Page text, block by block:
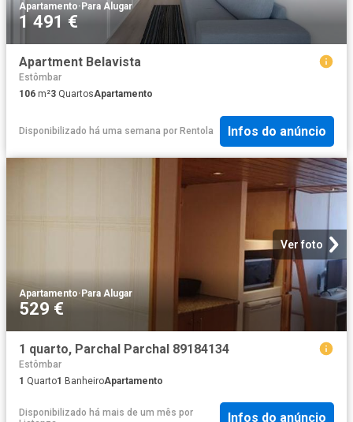
Apartamento· Para Alugar
1 491 €
Apartment Belavista
Estômbar
106 m²3 QuartosApartamento
Disponibilizado há uma semana por Rentola Infos do anúncio
Ver foto
Apartamento· Para Alugar
529 €
1 quarto, Parchal Parchal 89184134
Estômbar
1 Quarto1 BanheiroApartamento
Disponibilizado há mais de um mês por
Infos do anúncio